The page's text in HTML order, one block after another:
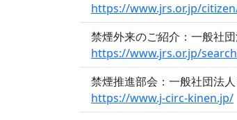
https://www.jrs.or.jp/
禁煙外来のご紹介：一般社
https://www.jrs.or.jp/
禁煙推進部会：一般社団法
https://www.j-circ-kinen.jp/